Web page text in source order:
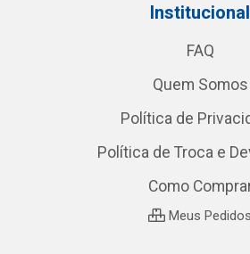
Institucional
FAQ
Quem Somos
Política de
Política de Troca e
Como
Meus Pedidos